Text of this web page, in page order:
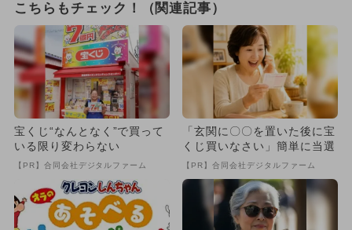
こちらもチェック！（関連記事）
宝くじ“なんとなく”で買って
いる限り変わらない
【PR】合同会社デジタルファーム
「玄関に〇〇を置いた後に宝
くじ買いなさい」簡単に当選
【PR】合同会社デジタルファーム